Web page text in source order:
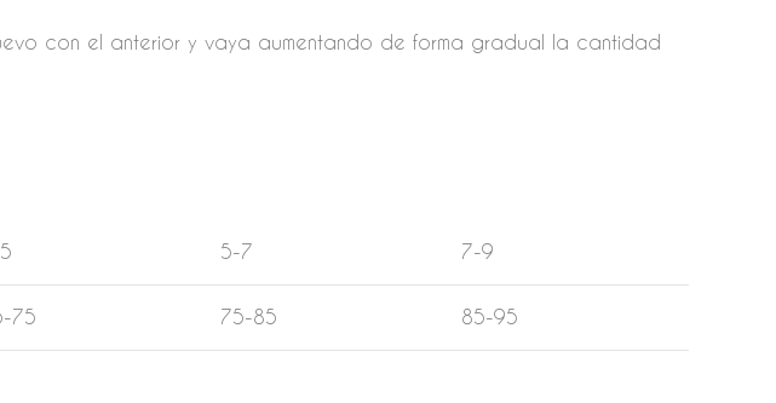
con el anterior y vaya aumentando de forma gradual la cantidad
5-7 7-9
75 75-85 85-95